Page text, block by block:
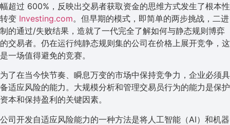
幅超过 600%，反映出交易者获取资金的思维方式发生了根本性
转变 Investing.com。但早期的模式，即简单的两步挑战，二进
制的通过/失败结果，造就了一代完全了解如何与静态规则博弈
的交易者。仍在运行纯静态规则集的公司在价格上展开竞争，这
是一场值得避免的竞赛。
为了在当今快节奏、瞬息万变的市场中保持竞争力，企业必须具
备适应风险的能力。大规模分析和管理交易员行为的能力是保护
资本和保持盈利的关键因素。
公司开发自适应风险能力的一种方法是将人工智能（AI）和机器